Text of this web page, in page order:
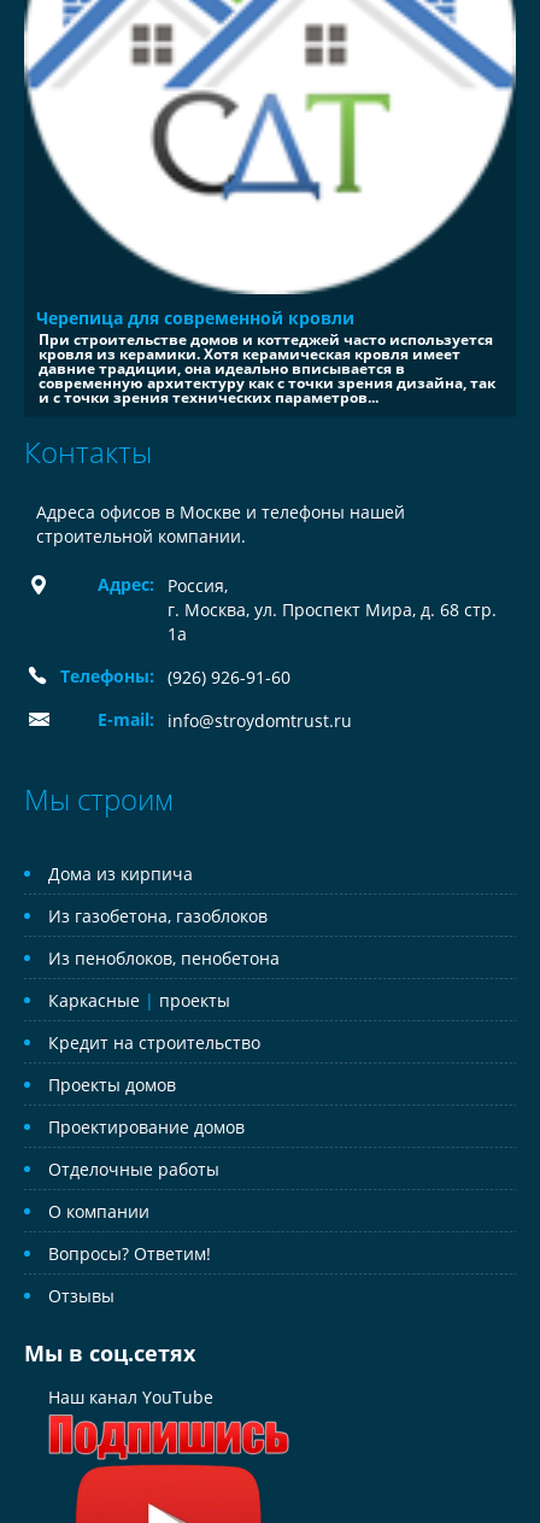
Черепица для современной кровли
При строительстве домов и коттеджей часто используется
кровля из керамики. Хотя керамическая кровля имеет
давние традиции, она идеально вписывается в
современную архитектуру как с точки зрения дизайна, так
и с точки зрения технических параметров...
Контакты
Адреса офисов в Москве и телефоны нашей
строительной компании.
Адрес: Россия,
г. Москва, ул. Проспект Мира, д. 68 стр.
1а
Телефоны:
(926) 926-91-60
E-mail:
info@stroydomtrust.ru
Мы строим
Дома из кирпича
Из газобетона, газоблоков
Из пеноблоков, пенобетона
Каркасные | проекты
Кредит на строительство
Проекты домов
Проектирование домов
Отделочные работы
О компании
Вопросы? Ответим!
Отзывы
Мы в соц.сетях
Наш канал YouTube